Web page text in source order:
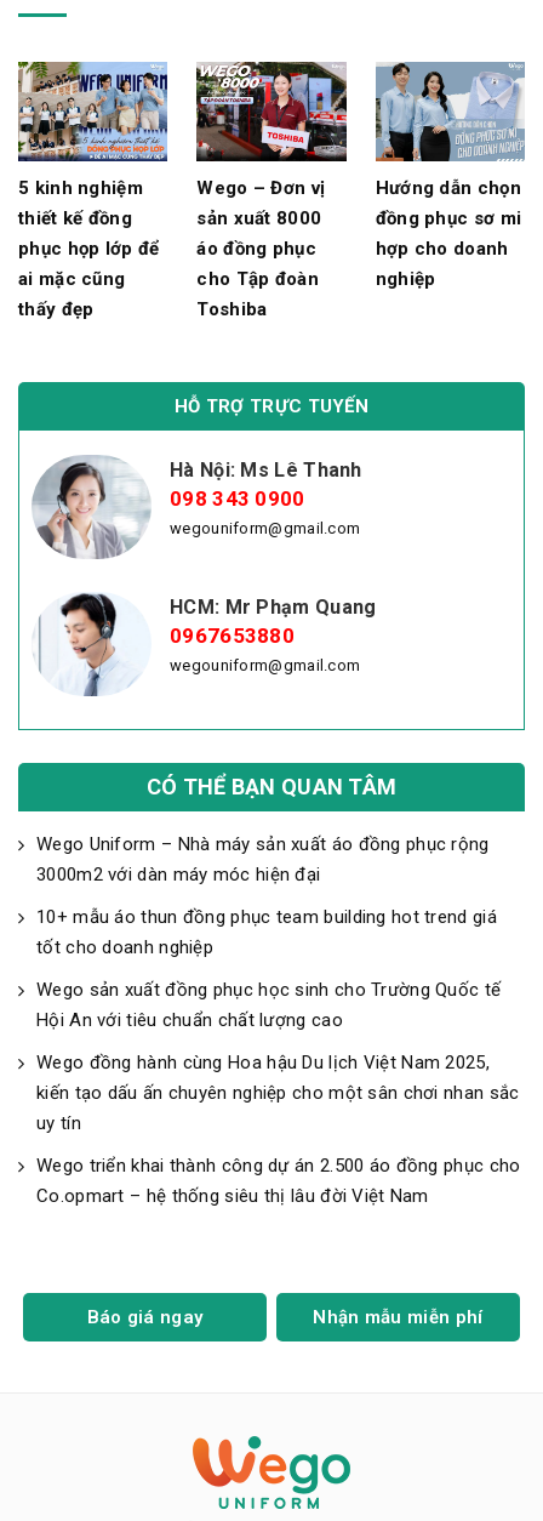
5 kinh nghiệm
thiết kế đồng
phục họp lớp để
ai mặc cũng
thấy đẹp
Wego – Đơn vị
sản xuất 8000
áo đồng phục
cho Tập đoàn
Toshiba
Hướng dẫn chọn
đồng phục sơ mi
hợp cho doanh
nghiệp
HỖ TRỢ TRỰC TUYẾN
Hà Nội: Ms Lê Thanh
098 343 0900
wegouniform@gmail.com
HCM: Mr Phạm Quang
0967653880
wegouniform@gmail.com
CÓ THỂ BẠN QUAN TÂM
Wego Uniform – Nhà máy sản xuất áo đồng phục rộng
3000m2 với dàn máy móc hiện đại
10+ mẫu áo thun đồng phục team building hot trend giá
tốt cho doanh nghiệp
Wego sản xuất đồng phục học sinh cho Trường Quốc tế
Hội An với tiêu chuẩn chất lượng cao
Wego đồng hành cùng Hoa hậu Du lịch Việt Nam 2025,
kiến tạo dấu ấn chuyên nghiệp cho một sân chơi nhan sắc
uy tín
Wego triển khai thành công dự án 2.500 áo đồng phục cho
Co.opmart – hệ thống siêu thị lâu đời Việt Nam
Báo giá ngay Nhận mẫu miễn phí